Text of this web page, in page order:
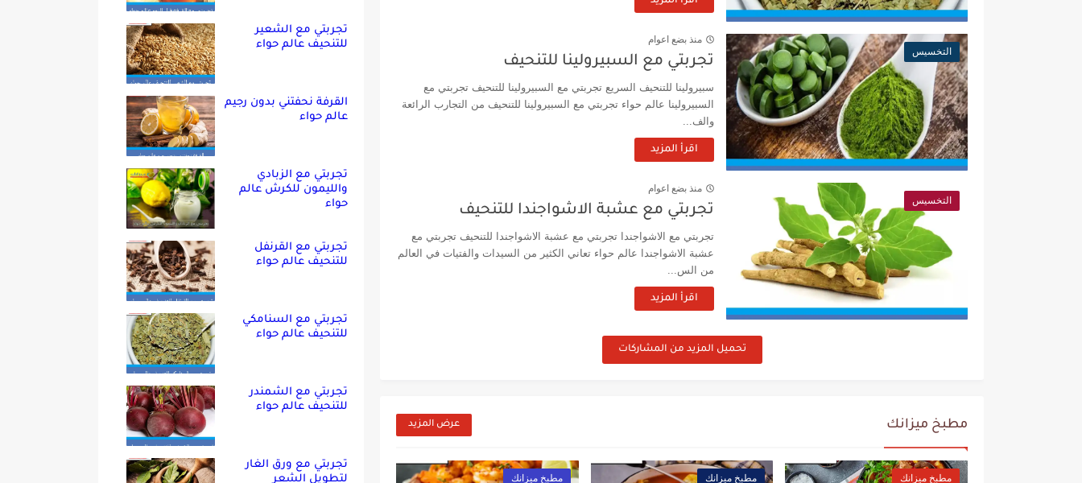
التخسيس
منذ بضع اعوام
تجربتي مع السبيرولينا للتنحيف
سبيرولينا للتنحيف السريع تجربتي مع السبيرولينا للتنحيف تجربتي مع
السبيرولينا عالم حواء تجربتي مع السبيرولينا للتنحيف من التجارب الرائعة
والف...
اقرأ المزيد
التخسيس
منذ بضع اعوام
تجربتي مع عشبة الاشواجندا للتنحيف
تجربتي مع الاشواجندا تجربتي مع عشبة الاشواجندا للتنحيف تجربتي مع
عشبة الاشواجندا عالم حواء تعاني الكثير من السيدات والفتيات في العالم
من الس...
اقرأ المزيد
تحميل المزيد من المشاركات
مطبخ ميزانك عرض المزيد
مطبخ ميزانك مطبخ ميزانك مطبخ ميزانك
تجربتي مع الشعير
للتنحيف عالم حواء
القرفة نحفتني بدون رجيم
عالم حواء
تجربتي مع الزبادي
والليمون للكرش عالم
حواء
تجربتي مع القرنفل
للتنحيف عالم حواء
تجربتي مع السنامكي
للتنحيف عالم حواء
تجربتي مع الشمندر
للتنحيف عالم حواء
تجربتي مع ورق الغار
لتطويل الشعر